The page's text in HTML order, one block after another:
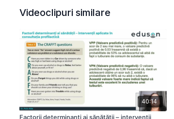
Videoclipuri similare
40:14
Factorii determinanți ai sănătății – intervenții